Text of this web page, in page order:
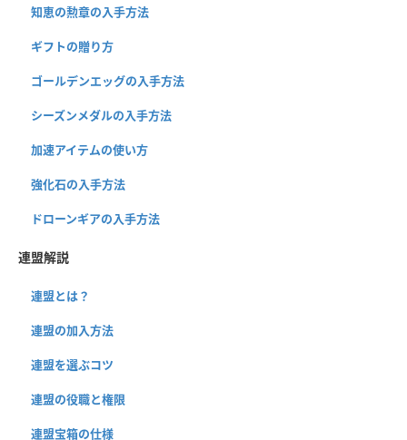
知恵の勲章の入手方法
ギフトの贈り方
ゴールデンエッグの入手方法
シーズンメダルの入手方法
加速アイテムの使い方
強化石の入手方法
ドローンギアの入手方法
連盟解説
連盟とは？
連盟の加入方法
連盟を選ぶコツ
連盟の役職と権限
連盟宝箱の仕様